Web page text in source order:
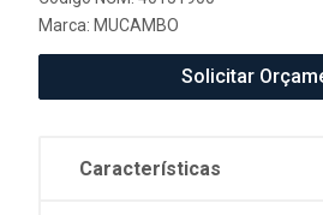
Marca: MUCAMBO
Solicitar
Características